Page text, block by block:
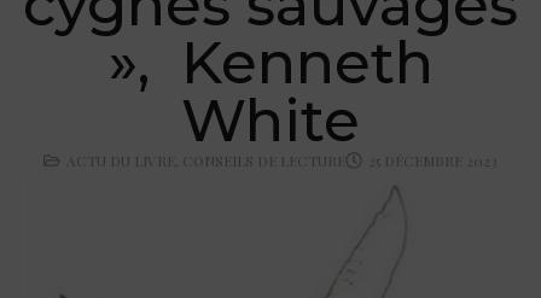
», Kenneth
White
ACTU DU LIVRE CONSEILS DE LECTURE 25 DÉCEMBRE 2023